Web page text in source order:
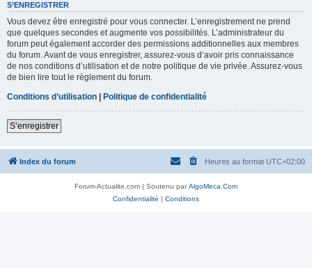
S’ENREGISTRER
Vous devez être enregistré pour vous connecter. L’enregistrement ne prend
que quelques secondes et augmente vos possibilités. L’administrateur du
forum peut également accorder des permissions additionnelles aux membres
du forum. Avant de vous enregistrer, assurez-vous d’avoir pris connaissance
de nos conditions d’utilisation et de notre politique de vie privée. Assurez-vous
de bien lire tout le règlement du forum.
Conditions d’utilisation | Politique de confidentialité
S’enregistrer
Index du forum Heures au format UTC+02:00
Forum-Actualite.com | Soutenu parAlgoMeca.Com
Confidentialité | Conditions